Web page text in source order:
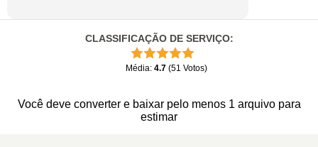
CLASSIFICAÇÃO DE SERVIÇO:
Média: 4.7 (51 Votos)
Você deve converter e baixar pelo menos 1 arquivo para
estimar